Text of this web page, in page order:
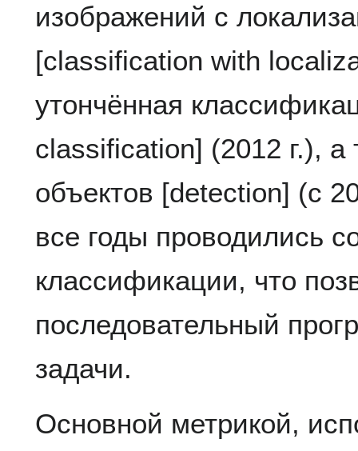
изображений с
[classification with
утончённая
classification] (2012 г.),
объектов [detection] (с
все годы проводились
классификации, что
последовательный
задачи.
Основной метрикой,